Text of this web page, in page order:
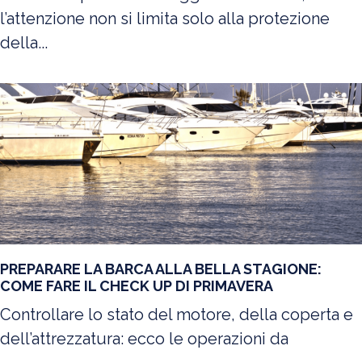
l’attenzione non si limita solo alla protezione
della...
PREPARARE LA BARCA ALLA BELLA STAGIONE:
COME FARE IL CHECK UP DI PRIMAVERA
Controllare lo stato del motore, della coperta e
dell’attrezzatura: ecco le operazioni da